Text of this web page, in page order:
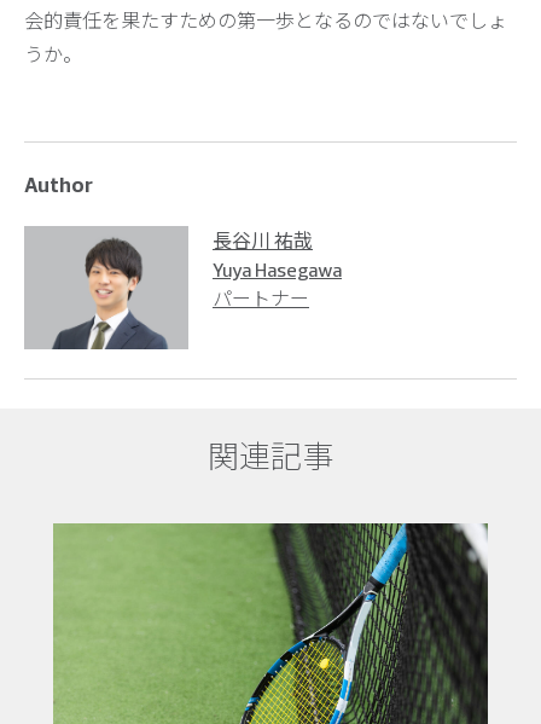
会的責任を果たすための第一歩となるのではないでしょ
うか。
Author
長谷川 祐哉
Yuya Hasegawa
パートナー
関連記事